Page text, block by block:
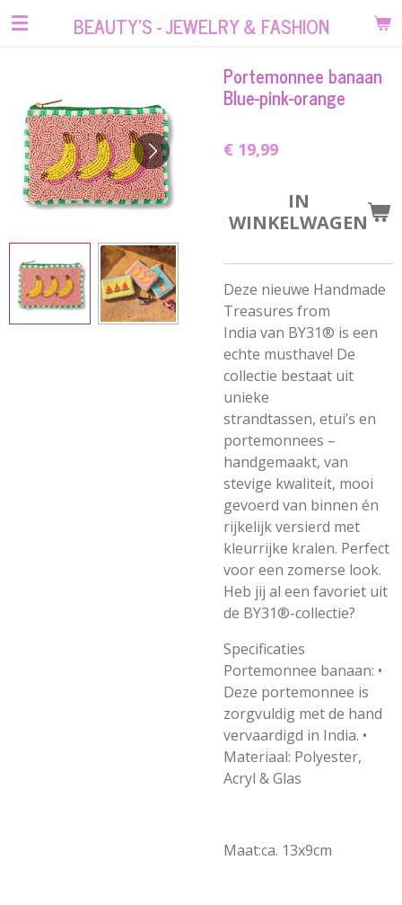
Ga
hoofdinhoud
BEAUTY'S - JEWELRY & FASHION
Portemonnee banaan
Blue-pink-orange
€ 19,99
IN
WINKELWAGEN
Deze nieuwe Handmade
Treasures from
India van BY31® is een
echte musthave! De
collectie bestaat uit
unieke
strandtassen, etui’s en
portemonnees –
handgemaakt, van
stevige kwaliteit, mooi
gevoerd van binnen én
rijkelijk versierd met
kleurrijke kralen. Perfect
voor een zomerse look.
Heb jij al een favoriet uit
de BY31®-collectie?
Specificaties
Portemonnee banaan: •
Deze portemonnee is
zorgvuldig met de hand
vervaardigd in India. •
Materiaal: Polyester,
Acryl & Glas
Maat:ca. 13x9cm